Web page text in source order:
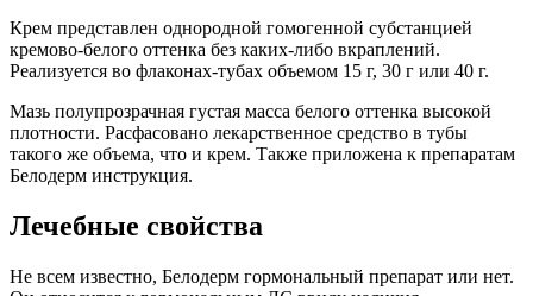
Крем представлен однородной гомогенной субстанцией
кремово-белого оттенка без каких-либо вкраплений.
Реализуется во флаконах-тубах объемом 15 г, 30 г или 40 г.
Мазь полупрозрачная густая масса белого оттенка высокой
плотности. Расфасовано лекарственное средство в тубы
такого же объема, что и крем. Также приложена к препаратам
Белодерм инструкция.
Лечебные свойства
Не всем известно, Белодерм гормональный препарат или нет.